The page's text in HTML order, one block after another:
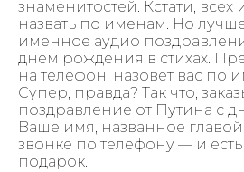
знаменитостей. Кстати,
назвать по именам. Но
именное аудио
днем рождения в стихах.
на телефон, назовет вас по
Супер, правда? Так что,
поздравление от Путина с
Ваше имя, названное главой
звонке по телефону — и
подарок.